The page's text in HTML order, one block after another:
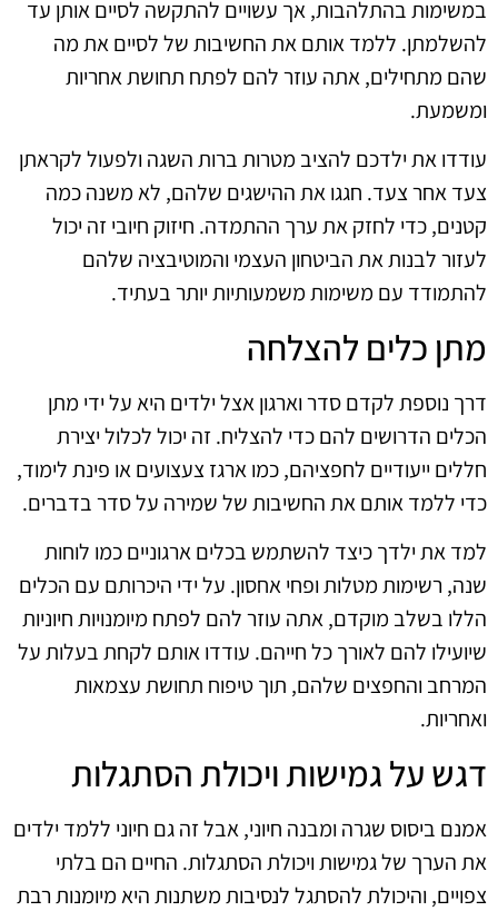
במשימות בהתלהבות, אך עשויים להתקשה לסיים אותן עד
להשלמתן. ללמד אותם את החשיבות של לסיים את מה
שהם מתחילים, אתה עוזר להם לפתח תחושת אחריות
ומשמעת.
עודדו את ילדכם להציב מטרות ברות השגה ולפעול לקראתן
צעד אחר צעד. חגגו את ההישגים שלהם, לא משנה כמה
קטנים, כדי לחזק את ערך ההתמדה. חיזוק חיובי זה יכול
לעזור לבנות את הביטחון העצמי והמוטיבציה שלהם
להתמודד עם משימות משמעותיות יותר בעתיד.
מתן כלים להצלחה
דרך נוספת לקדם סדר וארגון אצל ילדים היא על ידי מתן
הכלים הדרושים להם כדי להצליח. זה יכול לכלול יצירת
חללים ייעודיים לחפציהם, כמו ארגז צעצועים או פינת לימוד,
כדי ללמד אותם את החשיבות של שמירה על סדר בדברים.
למד את ילדך כיצד להשתמש בכלים ארגוניים כמו לוחות
שנה, רשימות מטלות ופחי אחסון. על ידי היכרותם עם הכלים
הללו בשלב מוקדם, אתה עוזר להם לפתח מיומנויות חיוניות
שיועילו להם לאורך כל חייהם. עודדו אותם לקחת בעלות על
המרחב והחפצים שלהם, תוך טיפוח תחושת עצמאות
ואחריות.
דגש על גמישות ויכולת הסתגלות
אמנם ביסוס שגרה ומבנה חיוני, אבל זה גם חיוני ללמד ילדים
את הערך של גמישות ויכולת הסתגלות. החיים הם בלתי
צפויים, והיכולת להסתגל לנסיבות משתנות היא מיומנות רבת